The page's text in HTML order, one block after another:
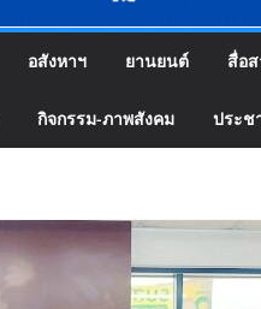
อสังหาฯ ยานยนต์ สื่อ
กิจกรรม-ภาพสังคม ประช